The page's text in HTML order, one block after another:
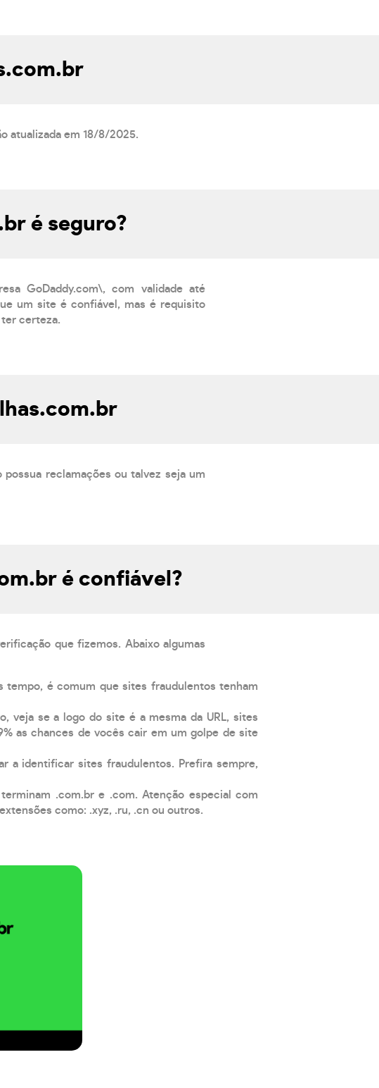
atualizada em 18/8/2025.
é seguro?
GoDaddy.com\, com validade até
um site é confiável, mas é requisito
ter certeza.
possua reclamações ou talvez seja um
é confiável?
que fizemos. Abaixo algumas
tempo, é comum que sites fraudulentos tenham
veja se a logo do site é a mesma da URL, sites
as chances de vocês cair em um golpe de site
a identificar sites fraudulentos. Prefira sempre,
.com.br e .com. Atenção especial com
como: .xyz, .ru, .cn ou outros.